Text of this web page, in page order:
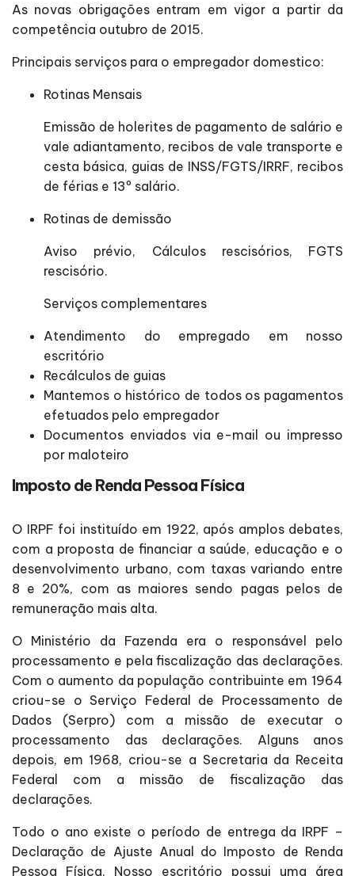
As novas obrigações entram em vigor a partir da
competência outubro de 2015.
Principais serviços para o empregador domestico:
Rotinas Mensais
Emissão de holerites de pagamento de salário e
vale adiantamento, recibos de vale transporte e
cesta básica, guias de INSS/FGTS/IRRF, recibos
de férias e 13º salário.
Rotinas de demissão
Aviso prévio, Cálculos rescisórios, FGTS
rescisório.
Serviços complementares
Atendimento do empregado em nosso
escritório
Recálculos de guias
Mantemos o histórico de todos os pagamentos
efetuados pelo empregador
Documentos enviados via e-mail ou impresso
por maloteiro
Imposto de Renda Pessoa Física
O IRPF foi instituído em 1922, após amplos debates,
com a proposta de financiar a saúde, educação e o
desenvolvimento urbano, com taxas variando entre
8 e 20%, com as maiores sendo pagas pelos de
remuneração mais alta.
O Ministério da Fazenda era o responsável pelo
processamento e pela fiscalização das declarações.
Com o aumento da população contribuinte em 1964
criou-se o Serviço Federal de Processamento de
Dados (Serpro) com a missão de executar o
processamento das declarações. Alguns anos
depois, em 1968, criou-se a Secretaria da Receita
Federal com a missão de fiscalização das
declarações.
Todo o ano existe o período de entrega da IRPF –
Declaração de Ajuste Anual do Imposto de Renda
Pessoa Física. Nosso escritório possui uma área